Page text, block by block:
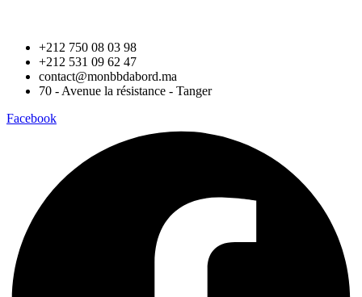
+212 750 08 03 98
+212 531 09 62 47
contact@monbbdabord.ma
70 - Avenue la résistance - Tanger
Facebook